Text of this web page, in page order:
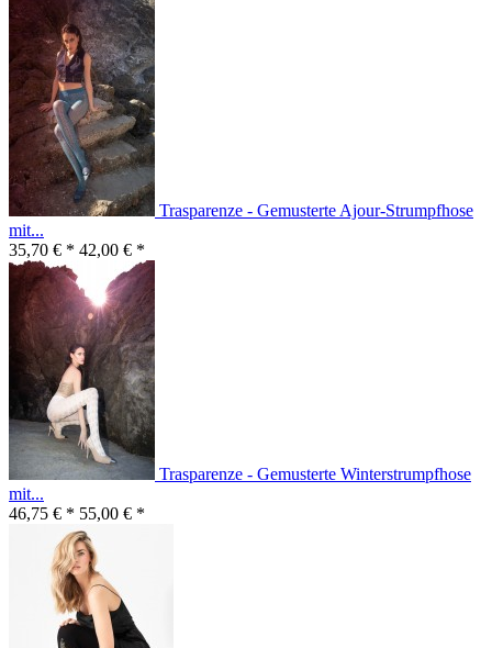
Trasparenze - Gemusterte Ajour-Strumpfhose
mit...
35,70 € * 42,00 € *
Trasparenze - Gemusterte Winterstrumpfhose
mit...
46,75 € * 55,00 € *